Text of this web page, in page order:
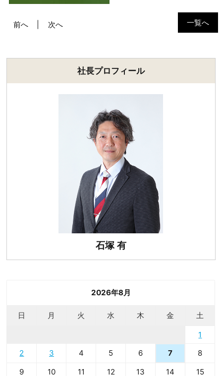
一覧へ
前へ 次へ
社長プロフィール
石塚 有
2026年8月
日 月 火 水 木 金 土
1
2
3 4 5 6 7
8
9
10 11 12 13 14 15